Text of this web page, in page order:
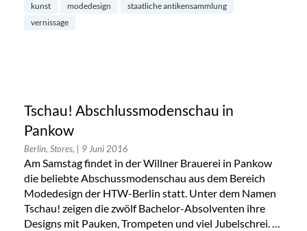
kunst
modedesign
staatliche antikensammlung
vernissage
Tschau! Abschlussmodenschau in
Pankow
Berlin, Stores, | 9 Juni 2016
Am Samstag findet in der Willner Brauerei in Pankow
die beliebte Abschussmodenschau aus dem Bereich
Modedesign der HTW-Berlin statt. Unter dem Namen
Tschau! zeigen die zwölf Bachelor-Absolventen ihre
Designs mit Pauken, Trompeten und viel Jubelschrei. …